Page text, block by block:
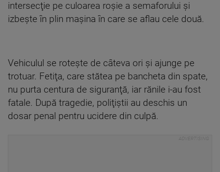
intersecţie pe culoarea roşie a semaforului şi
izbeşte în plin maşina în care se aflau cele două.
Vehiculul se roteşte de câteva ori şi ajunge pe
trotuar. Fetiţa, care stătea pe bancheta din spate,
nu purta centura de siguranţă, iar rănile i-au fost
fatale. După tragedie, poliţiştii au deschis un
dosar penal pentru ucidere din culpă.